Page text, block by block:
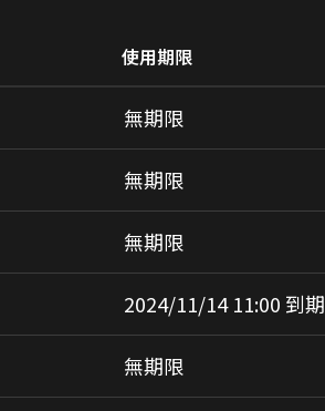
使用期限
無期限
無期限
無期限
2024/11/14 11:00 到期
無期限